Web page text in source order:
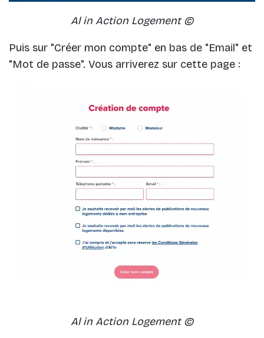
Al in Action Logement ©
Puis sur "Créer mon compte" en bas de "Email" et
"Mot de passe". Vous arriverez sur cette page :
Al in Action Logement ©